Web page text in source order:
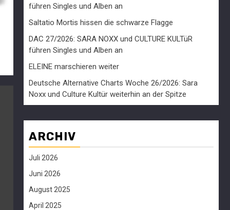
führen Singles und Alben an
Saltatio Mortis hissen die schwarze Flagge
DAC 27/2026: SARA NOXX und CULTURE KULTüR
führen Singles und Alben an
ELEINE marschieren weiter
Deutsche Alternative Charts Woche 26/2026: Sara
Noxx und Culture Kultür weiterhin an der Spitze
ARCHIV
Juli 2026
Juni 2026
August 2025
April 2025